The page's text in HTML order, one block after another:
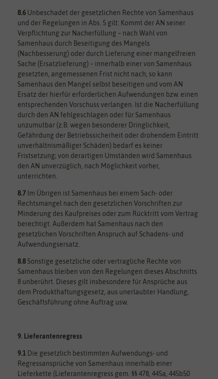
8.6 Unbeschadet der gesetzlichen Rechte von Samenhaus
und der Regelungen in Abs. 5 gilt: Kommt der AN seiner
Verpflichtung zur Nacherfüllung – nach Wahl von
Samenhaus durch Beseitigung des Mangels
(Nachbesserung) oder durch Lieferung einer mangelfreien
Sache (Ersatzlieferung) – innerhalb einer von Samenhaus
gesetzten, angemessenen Frist nicht nach, so kann
Samenhaus den Mangel selbst beseitigen und vom AN
Ersatz der hierfür erforderlichen Aufwendungen bzw. einen
entsprechenden Vorschuss verlangen. Ist die Nacherfüllung
durch den AN fehlgeschlagen oder für Samenhaus
unzumutbar (z.B. wegen besonderer Dringlichkeit,
Gefährdung der Betriebssicherheit oder drohendem Eintritt
unverhältnismäßiger Schäden) bedarf es keiner
Fristsetzung; von derartigen Umständen wird Samenhaus
den AN unverzüglich, nach Möglichkeit vorher,
unterrichten.
8.7 Im Übrigen ist Samenhaus bei einem Sach- oder
Rechtsmangel nach den gesetzlichen Vorschriften zur
Minderung des Kaufpreises oder zum Rücktritt vom Vertrag
berechtigt. Außerdem hat Samenhaus nach den
gesetzlichen Vorschriften Anspruch auf Schadens- und
Aufwendungsersatz.
8.8 Sonstige gesetzliche oder vertragliche Rechte von
Samenhaus bleiben von den Regelungen dieses Abschnitts
8 unberührt. Dieses gilt insbesondere für Ansprüche aus
dem Produkthaftungsgesetz, aus unerlaubter Handlung,
Geschäftsführung ohne Auftrag usw.
9. Lieferantenregress
9.1 Die gesetzlich bestimmten Aufwendungs- und
Regressansprüche von Samenhaus innerhalb einer
Lieferkette (Lieferantenregress gem. §§ 478, 445a, 445b50